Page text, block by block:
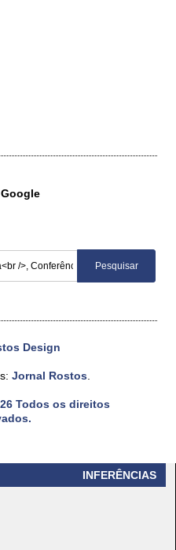
INFERÊNCIAS
Design
Jornal Rostos.
Todos os direitos